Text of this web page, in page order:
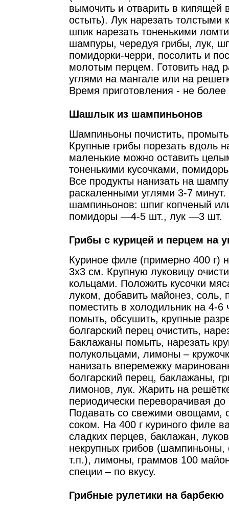
вымочить и отварить в кипящей
остыть). Лук нарезать толстыми
шпик нарезать тоненькими
шампуры, чередуя грибы, лук,
помидорки-черри, посолить и
молотым перцем. Готовить над
углями на мангале или на
Время приготовления - не более
Шашлык из шампиньонов
Шампиньоны почистить,
Крупные грибы порезать вдоль
маленькие можно оставить
тоненькими кусочками,
Все продукты нанизать на
раскаленными углями 3-7 минут.
шампиньонов: шпиг копченый
помидоры —4-5 шт., лук —3 шт.
Грибы с курицей и перцем на
Куриное филе (примерно 400 г)
3х3 см. Крупную луковицу
кольцами. Положить кусочки
луком, добавить майонез, соль,
поместить в холодильник на 4-
помыть, обсушить, крупные
болгарский перец очистить,
Баклажаны помыть, нарезать
полукольцами, лимоны –
нанизать вперемежку
болгарский перец, баклажаны,
лимонов, лук. Жарить на
периодически переворачивая до
Подавать со свежими овощами,
соком. На 400 г куриного филе
сладких перцев, баклажан,
некрупных грибов (шампиньоны,
т.п.), лимоны, граммов 100
специи – по вкусу.
Грибные рулетики на барбекю